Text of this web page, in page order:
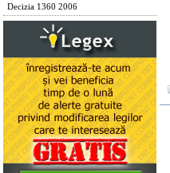
Decizia 1360 2006